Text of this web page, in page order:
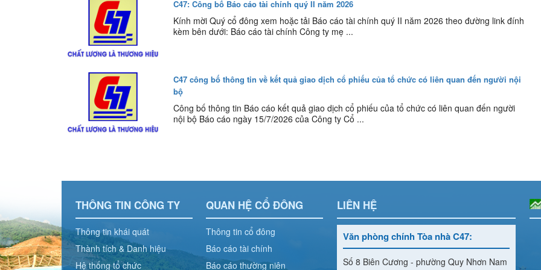
C47: Công bố Báo cáo tài chính quý II năm 2026
Kính mời Quý cổ đông xem hoặc tải Báo cáo tài chính quý II năm 2026 theo đường link đính
kèm bên dưới: Báo cáo tài chính Công ty mẹ ...
C47 công bố thông tin về kết quả giao dịch cổ phiếu của tổ chức có liên quan đến người nội
bộ
Công bố thông tin Báo cáo kết quả giao dịch cổ phiếu của tổ chức có liên quan đến người
nội bộ Báo cáo ngày 15/7/2026 của Công ty Cổ ...
THÔNG TIN CÔNG TY
Thông tin khái quát
Thành tích & Danh hiệu
Hệ thống tổ chức
QUAN HỆ CỔ ĐÔNG
Thông tin cổ đông
Báo cáo tài chính
Báo cáo thường niên
LIÊN HỆ
Văn phòng chính Tòa nhà C47:
Số 8 Biên Cương - phường Quy Nhơn Nam